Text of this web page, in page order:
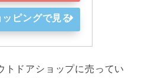
ピングで見る
トドアショップに売ってい